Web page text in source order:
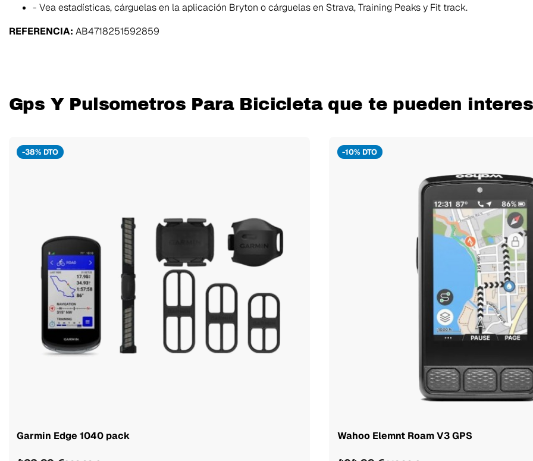
- Vea estadísticas, cárguelas en la aplicación Bryton o cárguelas en Strava, Training Peaks y Fit track.
REFERENCIA: AB4718251592859
Gps Y Pulsometros Para Bicicleta que te pueden
-38% DTO
Garmin Edge 1040 pack
-10% DTO
Wahoo Elemnt Roam V3 GPS